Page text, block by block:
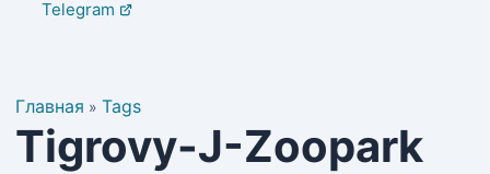
Telegram
Главная » Tags
Tigrovy-J-Zoopark